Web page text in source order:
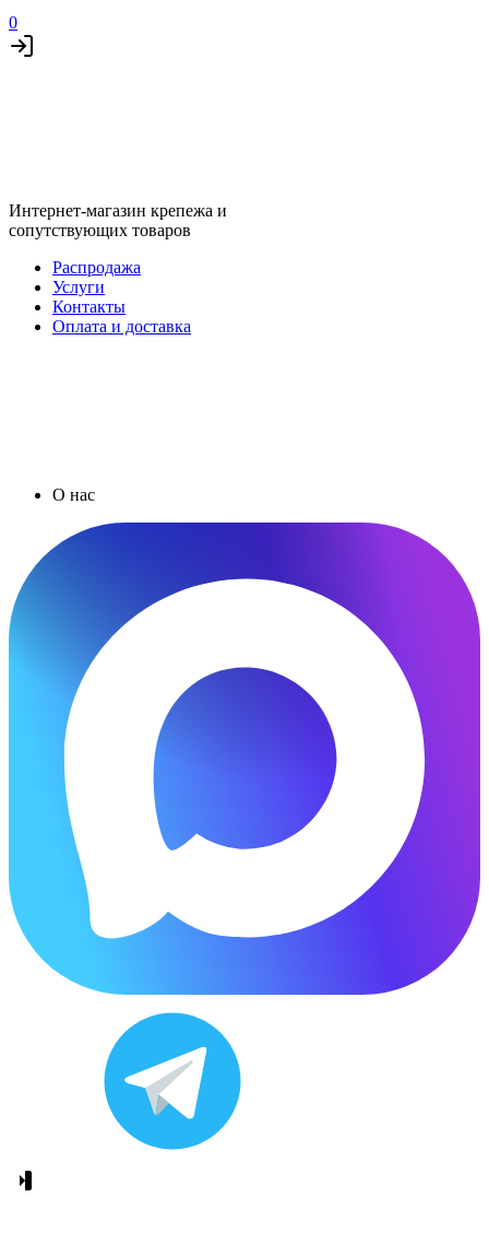
0
Интернет-магазин крепежа и
сопутствующих товаров
Распродажа
Услуги
Контакты
Оплата и доставка
О нас